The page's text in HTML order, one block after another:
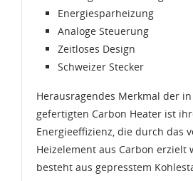
Energiesparheizung
Analoge Steuerung
Zeitloses Design
Schweizer Stecker
Herausragendes Merkmal der
gefertigten Carbon Heater ist
Energieeffizienz, die durch das
Heizelement aus Carbon erzielt
besteht aus gepresstem